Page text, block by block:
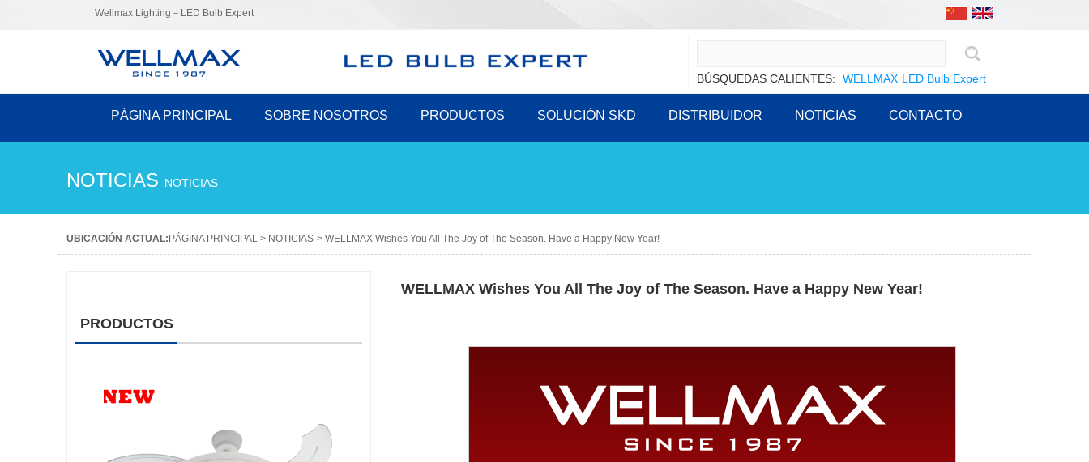
Wellmax Lighting－LED Bulb Expert
BÚSQUEDAS CALIENTES: WELLMAX LED Bulb Expert
PÁGINA PRINCIPAL SOBRE NOSOTROS PRODUCTOS SOLUCIÓN SKD DISTRIBUIDOR NOTICIAS CONTACTO
NOTICIAS NOTICIAS
UBICACIÓN ACTUAL: PÁGINA PRINCIPAL > NOTICIAS > WELLMAX Wishes You All The Joy of The Season. Have a Happy New Year!
PRODUCTOS
WELLMAX Wishes You All The Joy of The Season. Have a Happy New Year!